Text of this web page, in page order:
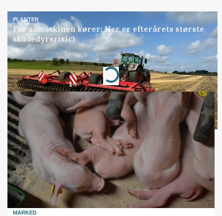
PLANTER
Før såmaskinen kører: Her er efterårets største
skadedyrsrisici
Annonce
Loading...
MARKED